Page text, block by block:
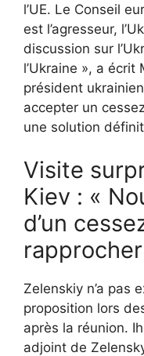
l’UE. Le Conseil
est l’agresseur,
discussion sur
l’Ukraine », a
président
accepter un
une solution
Visite
Kiev : «
d’un
Zelenskiy n’a pas
proposition lors
après la réunion.
adjoint de